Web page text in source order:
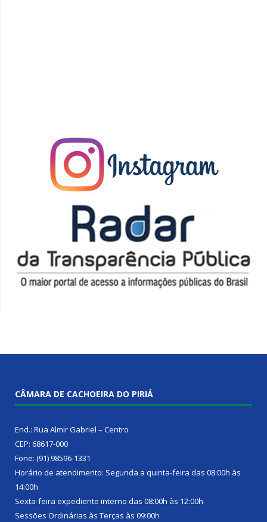
CÂMARA DE CACHOEIRA DO PIRIÁ
End.: Rua Almir Gabriel – Centro
CEP: 68617-000
Fone: (91) 98596-1331
Horário de atendimento: Segunda a quinta-feira das 08:00h às
14:00h
Sexta-feira expediente interno das 08:00h às 12:00h
Sessões Ordinárias às Terças às 09:00h